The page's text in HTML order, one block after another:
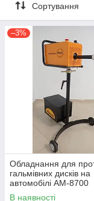
Сортування
–3%
Обладнання для
гальмівних дисків на
автомобілі AM-8700
В наявності